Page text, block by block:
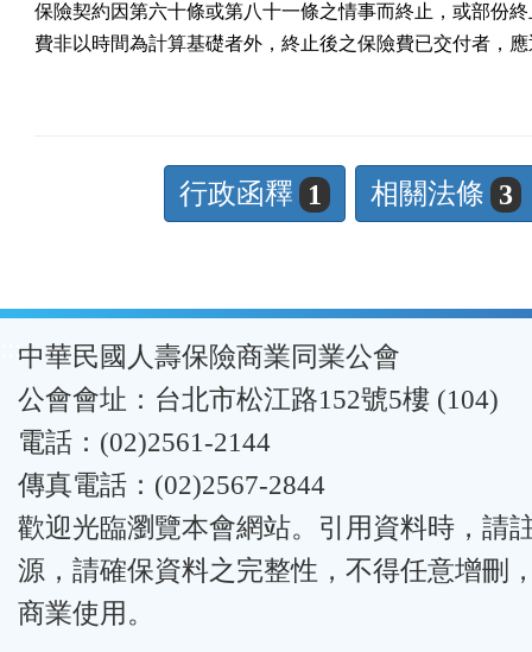
保險契約因第六十條或第八十一條之情事而終止，或部份
費非以時間為計算基礎者外，終止後之保險費已交付者，
行政函釋 1 相關法條 3
:::中華民國人壽保險商業同業公會
公會會址：台北市松江路152號5樓 (104)
電話：(02)2561-2144
傳真電話：(02)2567-2844
歡迎光臨瀏覽本會網站。引用資料時，請
源，請確保資料之完整性，不得任意增刪
商業使用。